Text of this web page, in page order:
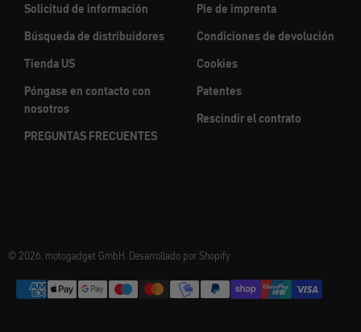
Solicitud de información
Búsqueda de distribuidores
Tienda US
Póngase en contacto con
nosotros
PREGUNTAS FRECUENTES
Pie de imprenta
Condiciones de devolución
Cookies
Patentes
Rescindir el contrato
© 2026, motogadget GmbH. Desarrollado por Shopify